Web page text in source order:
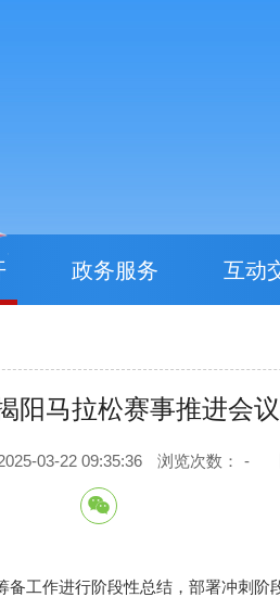
政务服务 互动
阳马拉松赛事推进会
03-22 09:35:36 浏览次数： -
工作进行阶段性总结，部署冲刺阶